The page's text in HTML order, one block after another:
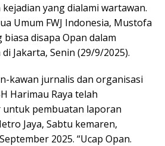
yang dialami wartawan.
Umum FWJ Indonesia, Mustofa
biasa disapa Opan dalam
Jakarta, Senin (29/9/2025).
kawan jurnalis dan organisasi
Harimau Raya telah
untuk pembuatan laporan
Jaya, Sabtu kemaren,
2025. “Ucap Opan.